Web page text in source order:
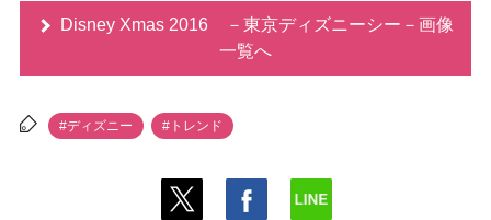
Disney Xmas 2016 －東京ディズニーシー－画像
一覧へ
#ディズニー #トレンド